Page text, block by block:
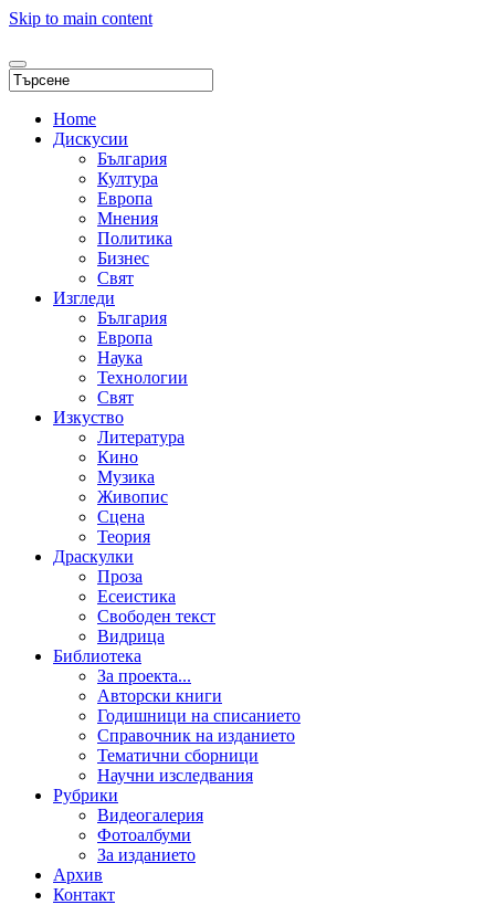
Skip to main content
Home
Дискусии
България
Култура
Европа
Мнения
Политика
Бизнес
Свят
Изгледи
България
Европа
Наука
Технологии
Свят
Изкуство
Литература
Кино
Музика
Живопис
Сцена
Теория
Драскулки
Проза
Есеистика
Свободен текст
Видрица
Библиотека
За проекта...
Авторски книги
Годишници на списанието
Справочник на изданието
Тематични сборници
Научни изследвания
Рубрики
Видеогалерия
Фотоалбуми
За изданието
Архив
Контакт